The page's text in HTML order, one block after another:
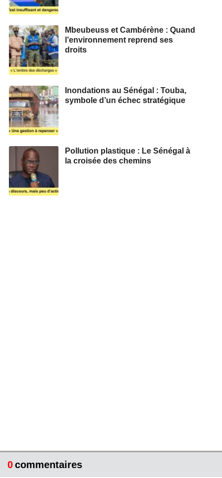
Mbeubeuss et Cambérène : Quand
l’environnement reprend ses
droits
Inondations au Sénégal : Touba,
symbole d’un échec stratégique
Pollution plastique : Le Sénégal à
la croisée des chemins
0commentaires